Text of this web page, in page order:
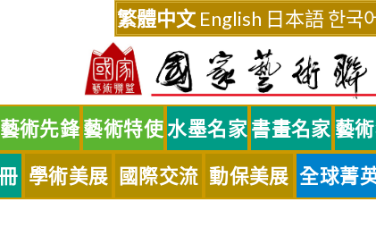
繁體中文 English 日本語한국
藝術先鋒藝術特使水墨名家 書畫名家 藝
學術美展 國際交流 動保美展 全球菁